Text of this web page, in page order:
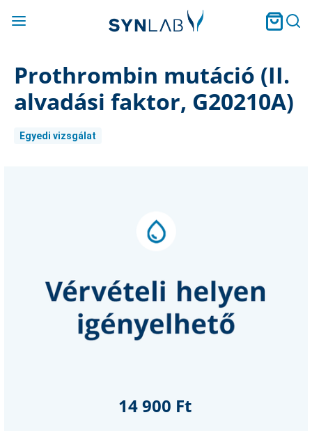
Prothrombin mutáció (II.
alvadási faktor, G20210A)
Egyedi vizsgálat
14 900 Ft